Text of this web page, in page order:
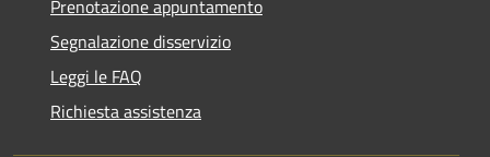
Prenotazione appuntamento
Segnalazione disservizio
Leggi le FAQ
Richiesta assistenza